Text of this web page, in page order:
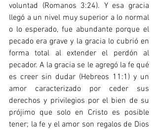
voluntad (Romanos 3:24). Y esa gracia
llegó a un nivel muy superior a lo normal
o lo esperado, fue abundante porque el
pecado era grave y la gracia lo cubrió en
forma total al extender el perdón al
pecador. A la gracia se le agregó la fe qué
es creer sin dudar (Hebreos 11:1) y un
amor caracterizado por ceder sus
derechos y privilegios por el bien de su
prójimo que solo en Cristo es posible
tener; la fe y el amor son regalos de Dios